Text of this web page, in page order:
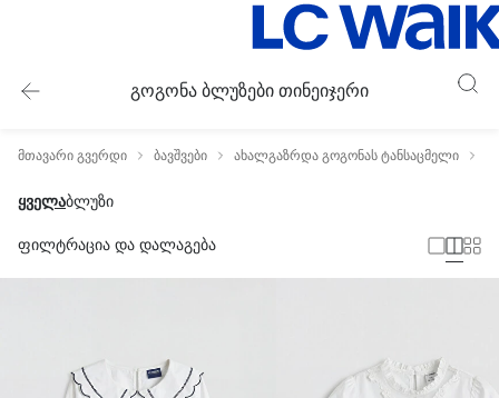
გოგონა ბლუზები თინეიჯერი
მთავარი გვერდი ბავშვები ახალგაზრდა გოგონას ტანსაცმელი
ყველაბლუზი
ფილტრაცია და დალაგება